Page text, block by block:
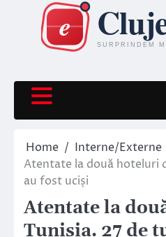
content
Home
Interne/Externe
Atentate la două hoteluri
au fost uciși
Atentate la
Tunisia. 27 de